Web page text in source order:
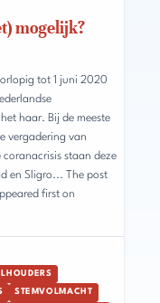
mogelijk?
tot 1 juni 2020
haar. Bij de meeste
vergadering van
staan deze
en Sligro... The post
first on
STEMVOLMACHT